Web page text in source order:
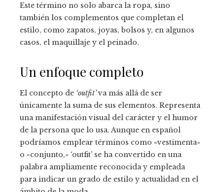
Este término no solo abarca la ropa, sino
también los complementos que completan el
estilo, como zapatos, joyas, bolsos y, en algunos
casos, el maquillaje y el peinado.
Un enfoque completo
El concepto de ‘outfit’va más allá de ser
únicamente la suma de sus elementos. Representa
una manifestación visual del carácter y el humor
de la persona que lo usa. Aunque en español
podríamos emplear términos como «vestimenta»
o «conjunto,» ‘outfit’ se ha convertido en una
palabra ampliamente reconocida y empleada
para indicar un grado de estilo y actualidad en el